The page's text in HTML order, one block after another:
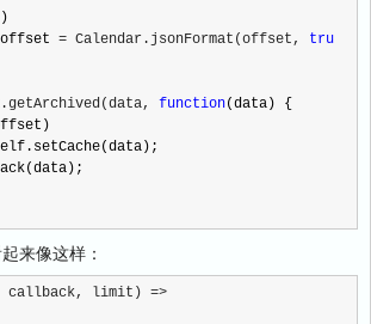
= Calendar.jsonFormat(offset, tru
function(data) {
来像这样：
limit) =>